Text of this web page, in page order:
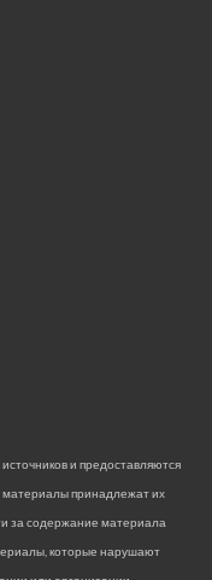
и предоставляются
материалы принадлежат их
за содержание материала
которые нарушают